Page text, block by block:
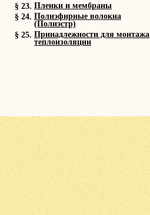
§ 23. Пленки и мембраны
§ 24. Полиэфирные волокна
(Полиэстр)
§ 25. Принадлежности для монтажа
теплоизоляции